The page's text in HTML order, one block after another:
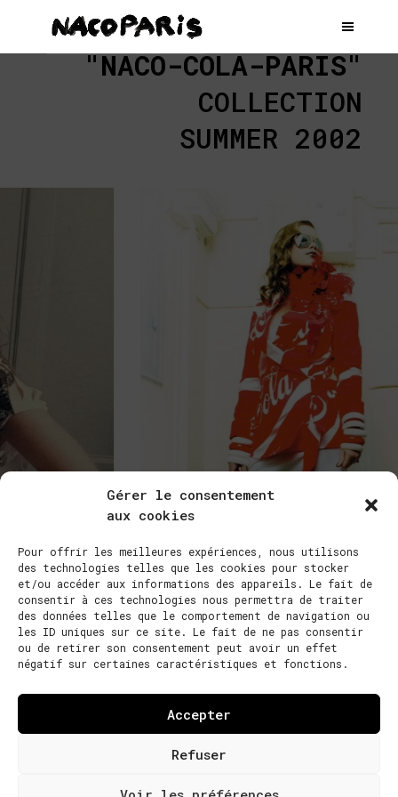
Gérer le consentement
aux cookies
Pour offrir les meilleures expériences, nous utilisons
des technologies telles que les cookies pour stocker
et/ou accéder aux informations des appareils. Le fait de
consentir à ces technologies nous permettra de traiter
des données telles que le comportement de navigation ou
les ID uniques sur ce site. Le fait de ne pas consentir
ou de retirer son consentement peut avoir un effet
négatif sur certaines caractéristiques et fonctions.
Accepter
Refuser
"NACO-COLA-PARIS"
COLLECTION
SUMMER 2002
Photos : Mathieu Bertin